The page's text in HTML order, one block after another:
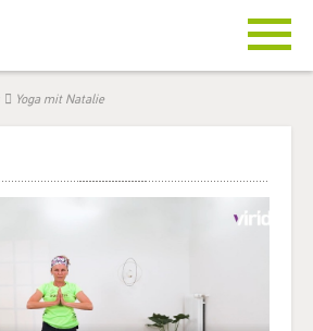
Yoga mit Natalie